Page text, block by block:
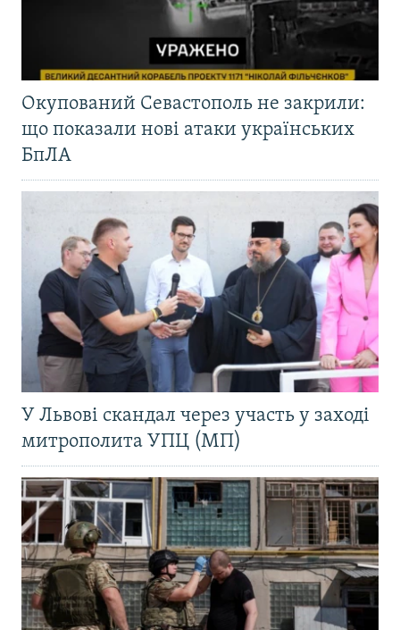
Окупований Севастополь не закрили:
що показали нові атаки українських
БпЛА
У Львові скандал через участь у заході
митрополита УПЦ (МП)